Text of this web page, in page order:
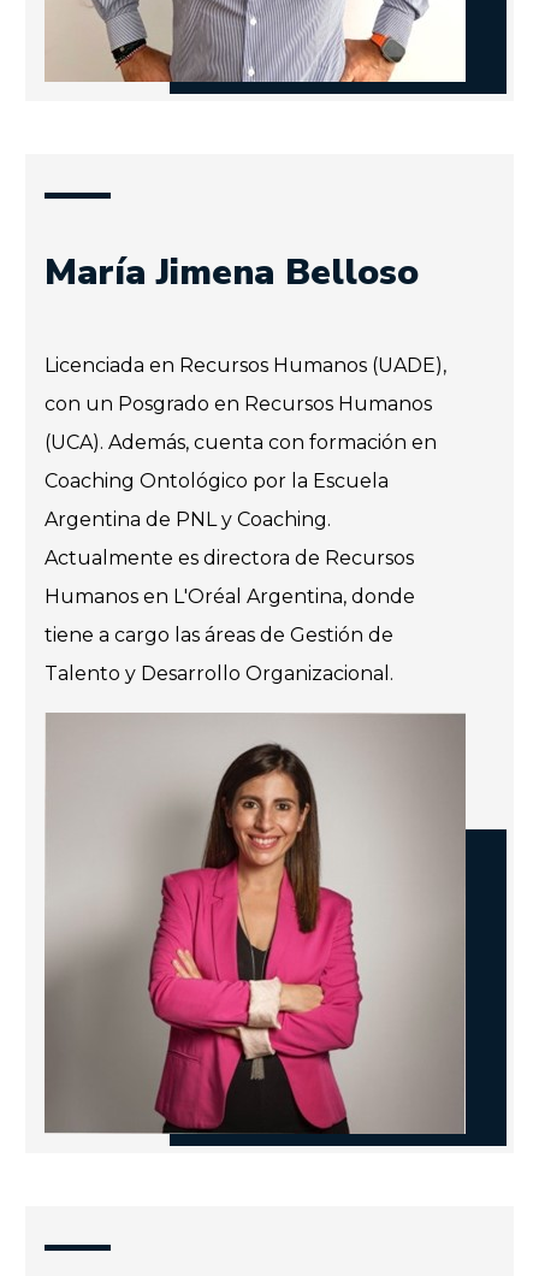
María Jimena Belloso
Licenciada en Recursos Humanos (UADE),
con un Posgrado en Recursos Humanos
(UCA). Además, cuenta con formación en
Coaching Ontológico por la Escuela
Argentina de PNL y Coaching.
Actualmente es directora de Recursos
Humanos en L'Oréal Argentina, donde
tiene a cargo las áreas de Gestión de
Talento y Desarrollo Organizacional.